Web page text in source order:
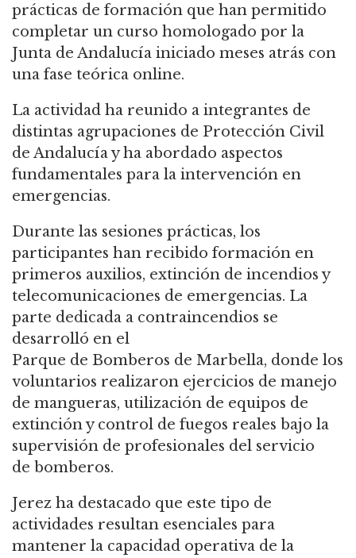
prácticas de formación que han permitido
completar un curso homologado por la
Junta de Andalucía iniciado meses atrás con
una fase teórica online.
La actividad ha reunido a integrantes de
distintas agrupaciones de Protección Civil
de Andalucía y ha abordado aspectos
fundamentales para la intervención en
emergencias.
Durante las sesiones prácticas, los
participantes han recibido formación en
primeros auxilios, extinción de incendios y
telecomunicaciones de emergencias. La
parte dedicada a contraincendios se
desarrolló en el
Parque de Bomberos de Marbella, donde los
voluntarios realizaron ejercicios de manejo
de mangueras, utilización de equipos de
extinción y control de fuegos reales bajo la
supervisión de profesionales del servicio
de bomberos.
Jerez ha destacado que este tipo de
actividades resultan esenciales para
mantener la capacidad operativa de la